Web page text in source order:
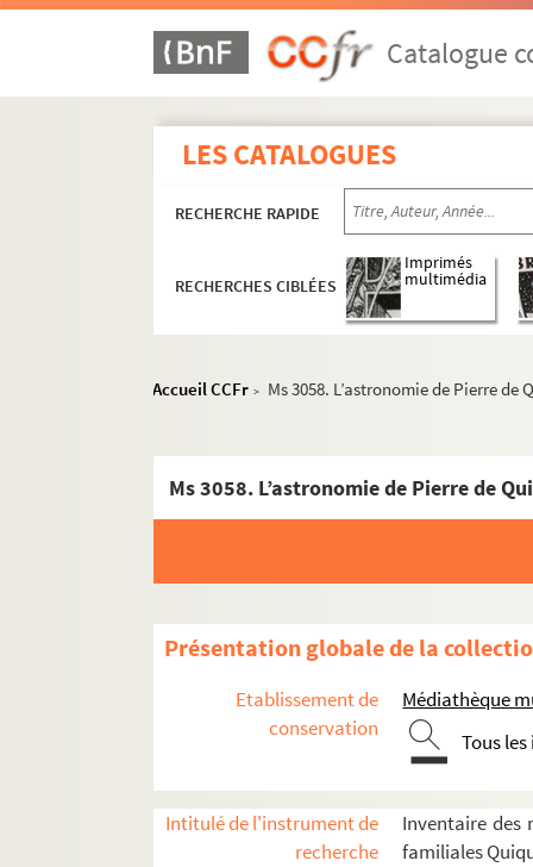
Catalogue
LES CATALOGUES
RECHERCHE RAPIDE
RECHERCHES CIBLÉES
Imprimés
multimédia
Accueil CCFr > Ms 3058. L’astronomie de Pierre de
Ms 3058. L’astronomie de Pierre de
Présentation globale de la
Etablissement de
conservation
Médiathèque
Tous
Intitulé de l'instrument de
recherche
Inventaire des
familiales